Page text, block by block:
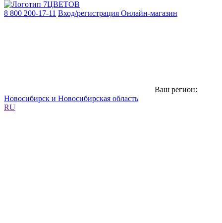
8 800 200-17-11 Вход/регистрация Онлайн-магазин
Ваш регион:
Новосибирск и Новосибирская область
RU